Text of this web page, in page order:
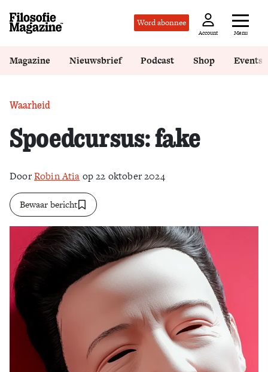
Word abonnee
Account Menu
Zoek
Magazine Nieuwsbrief Podcast Shop Events
Waarheid
Spoedcursus: fake
DoorRobin Atia op 22 oktober 2024
Bewaar bericht